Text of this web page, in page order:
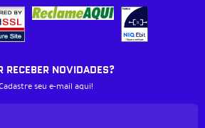
RECEBER NOVIDADES?
seu e-mail aqui!